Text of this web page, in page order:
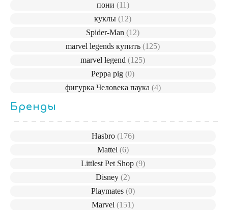
пони (11)
куклы(12)
Spider-Man(12)
marvel legends купить(125)
marvel legend(125)
Peppa pig(0)
фигурка Человека паука (4)
Бренды
Hasbro (176)
Mattel (6)
Littlest Pet Shop (9)
Disney(2)
Playmates (0)
Marvel(151)